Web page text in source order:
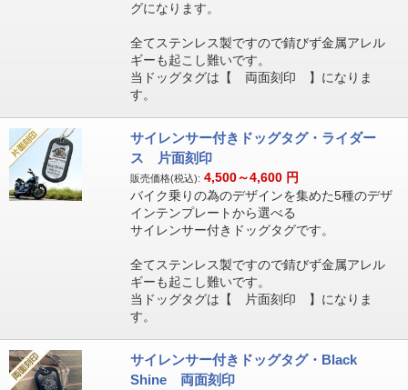
グになります。
全てステンレス製ですので錆びず金属アレル
ギーも起こし難いです。
当ドッグタグは【 両面刻印 】になりま
す。
サイレンサー付きドッグタグ・ライダー
ス 片面刻印
販売価格(税込): 4,500～4,600 円
バイク乗りの為のデザインを集めた5種のデザ
インテンプレートから選べる
サイレンサー付きドッグタグです。
全てステンレス製ですので錆びず金属アレル
ギーも起こし難いです。
当ドッグタグは【 片面刻印 】になりま
す。
サイレンサー付きドッグタグ・Black
Shine 両面刻印